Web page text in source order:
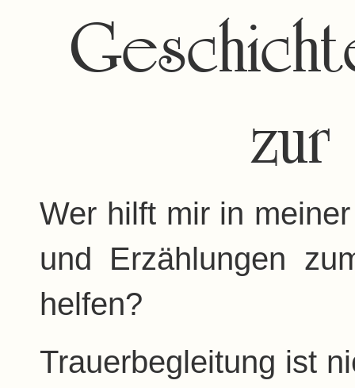
zur
Wer hilft mir in
und Erzählungen
helfen?
Trauerbegleitung ist